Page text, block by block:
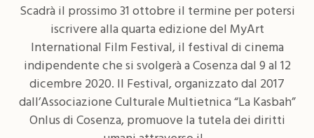
Scadrà il prossimo 31 ottobre il termine per potersi
iscrivere alla quarta edizione del MyArt
International Film Festival, il festival di cinema
indipendente che si svolgerà a Cosenza dal 9 al 12
dicembre 2020. Il Festival, organizzato dal 2017
dall’Associazione Culturale Multietnica “La Kasbah”
Onlus di Cosenza, promuove la tutela dei diritti